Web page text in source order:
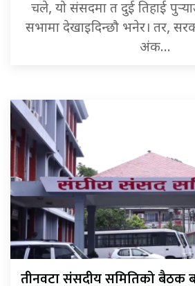
चले, यो संसदमा त दुई तिहाई
सभामा देखाइदिन्छौ भनेर। तर,
अंक…
तीनवटा संसदीय समितिको बैठक